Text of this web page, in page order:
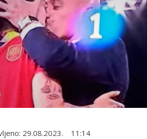
29.08.2023. 11:14